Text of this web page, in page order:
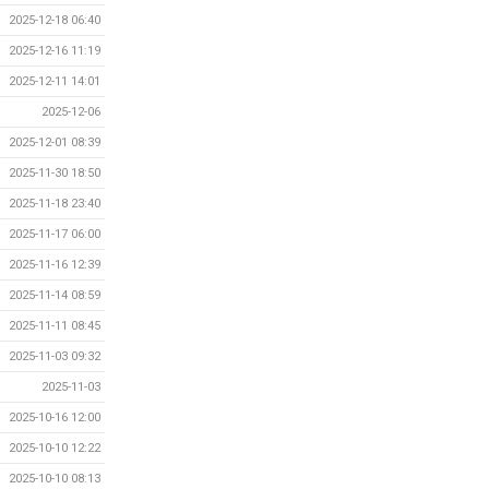
2025-12-18 06:40
2025-12-16 11:19
2025-12-11 14:01
2025-12-06
2025-12-01 08:39
2025-11-30 18:50
2025-11-18 23:40
2025-11-17 06:00
2025-11-16 12:39
2025-11-14 08:59
2025-11-11 08:45
2025-11-03 09:32
2025-11-03
2025-10-16 12:00
2025-10-10 12:22
2025-10-10 08:13